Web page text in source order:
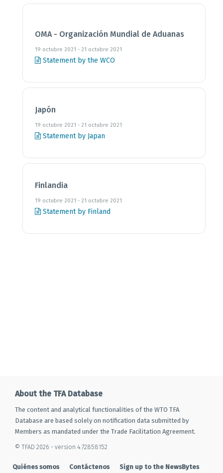
OMA - Organización Mundial de Aduanas
19 octubre 2021 - 21 octubre 2021
Statement by the WCO
Japón
19 octubre 2021 - 21 octubre 2021
Statement by Japan
Finlandia
19 octubre 2021 - 21 octubre 2021
Statement by Finland
About the TFA Database
The content and analytical functionalities of the WTO TFA
Database are based solely on notification data submitted by
Members as mandated under the Trade Facilitation Agreement.
© TFAD 2026 - version 4.72858152
Quiénes somos Contáctenos Sign up to the NewsBytes